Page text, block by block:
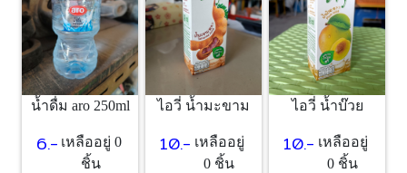
น้ำดื่ม aro 250ml
6.- เหลืออยู่ 0
ชิ้น
ไอวี่ น้ำมะขาม
10.- เหลืออยู่
0 ชิ้น
ไอวี่ น้ำบ๊วย
10.- เหลืออยู่
0 ชิ้น